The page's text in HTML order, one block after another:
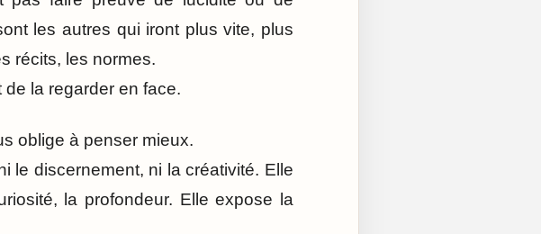
les autres qui iront plus vite, plus
récits, les normes.
de la regarder en face.
oblige à penser mieux.
le discernement, ni la créativité. Elle
la profondeur. Elle expose la